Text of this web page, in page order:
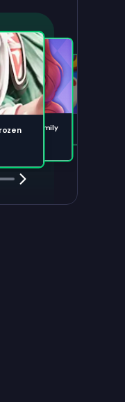
Bingo Dice iOS
Warm Family
전체 보기